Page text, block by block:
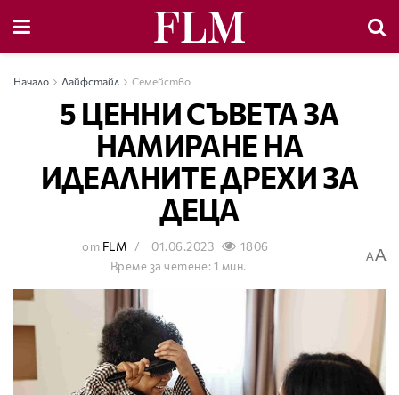
Начало Лайфстайл Семейство
5 ЦЕННИ СЪВЕТА ЗА
НАМИРАНЕ НА
ИДЕАЛНИТЕ ДРЕХИ ЗА
ДЕЦА
от FLM 01.06.2023
1806
Време за четене: 1 мин.
AA